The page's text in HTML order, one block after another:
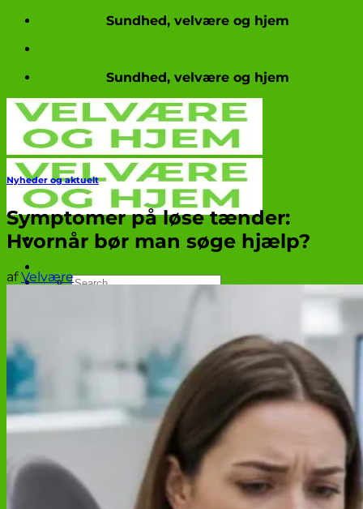
Fortsæt
indhold
Sundhed, velvære og hjem
Sundhed, velvære og hjem
Nyheder og aktuelt
Symptomer på løse tænder:
Hvornår bør man søge hjælp?
afVelvære